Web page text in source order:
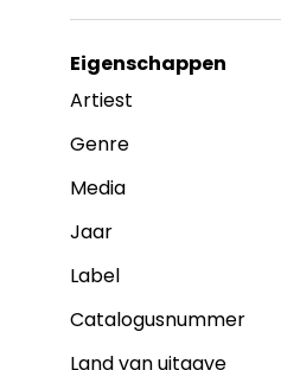
Eigenschappen
Artiest
Genre
Media
Jaar
Label
Catalogusnummer
Land van uitgave